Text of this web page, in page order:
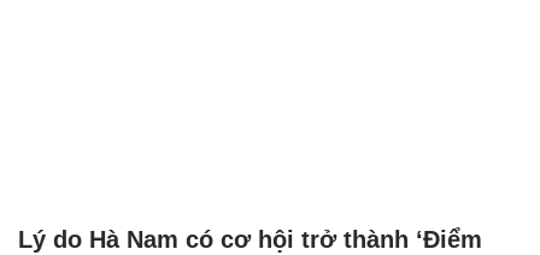
Lý do Hà Nam có cơ hội trở thành ‘Điểm